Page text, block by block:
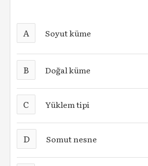
A Soyut küme
B Doğal küme
C Yüklem tipi
D Somut nesne